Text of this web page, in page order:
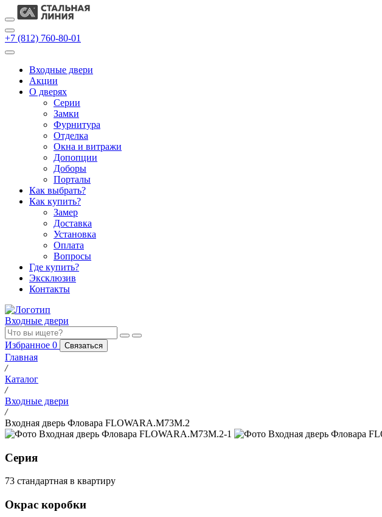
+7 (812) 760-80-01
Входные двери
Акции
О дверях
Cерии
Замки
Фурнитура
Отделка
Окна и витражи
Допопции
Доборы
Порталы
Как выбрать?
Как купить?
Замер
Доставка
Установка
Оплата
Вопросы
Где купить?
Эксклюзив
Контакты
Входные двери
Избранное 0 Связаться
Главная
/
Каталог
/
Входные двери
/
Входная дверь Фловара FLOWARA.M73M.2
Серия
73 стандартная в квартиру
Окрас коробки